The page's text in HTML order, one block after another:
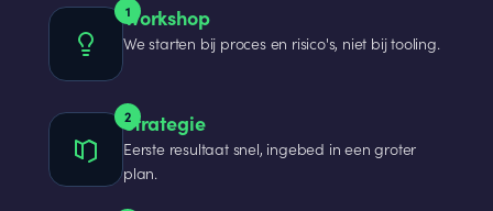
Workshop
We starten bij proces en risico's, niet bij tooling.
1
Strategie
Eerste resultaat snel, ingebed in een groter
plan.
2